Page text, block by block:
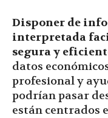
Disponer de
interpretada
segura y
datos
profesional y
podrían pasar
están centrados